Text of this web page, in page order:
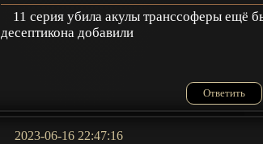
11 серия убила акулы транссоферы ещё
десептикона добавили
Ответить
2023-06-16 22:47:16